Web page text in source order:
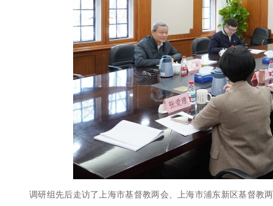
调研组先后走访了上海市基督教两会、上海市浦东新区基督教